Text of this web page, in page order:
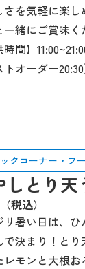
さを気軽に楽
緒にご賞味く
時間】
トオーダー20:30
クコーナー・フ
しとり天
税込）
リ暑い日は、
で決まり！と
レモンと大根